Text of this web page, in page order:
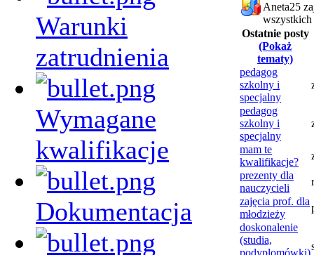
Warunki
zatrudnienia
Wymagane
kwalifikacje
Dokumentacja
Aneta25
wszystkich
Ostatnie posty
(Pokaż
tematy)
pedagog
szkolny i
specjalny
pedagog
szkolny i
specjalny
mam te
kwalifikacje?
prezenty dla
nauczycieli
zajęcia prof. dla
młodzieży
doskonalenie
(studia,
podyplomówki)